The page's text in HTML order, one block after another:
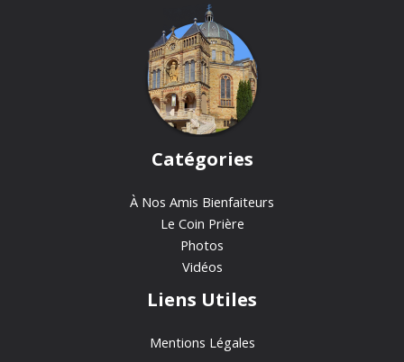
Catégories
À Nos Amis Bienfaiteurs
Le Coin Prière
Photos
Vidéos
Liens Utiles
Mentions Légales